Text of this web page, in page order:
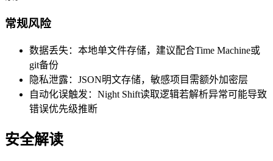
常规风险
数据丢失：本地单文件存储，建议配合Time Machine或
git备份
隐私泄露：JSON明文存储，敏感项目需额外加密层
自动化误触发：Night Shift读取逻辑若解析异常可能导致
错误优先级推断
安全解读